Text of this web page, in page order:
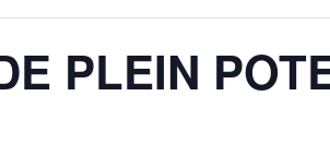
PLEIN